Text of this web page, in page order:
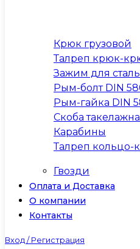
Крюк грузовой
Талреп крюк-
Зажим для
Рым-болт DIN
Рым-гайка DIN
Скоба
Карабины
Талреп кольцо-
Гвозди
Оплата и Доставка
О компании
Контакты
Вход / Регистрация